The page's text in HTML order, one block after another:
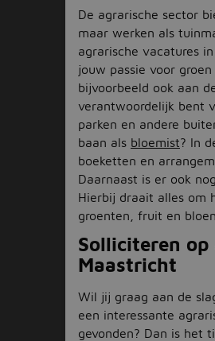
De agrarische sector
maar werken als
agrarische vacatures
jouw passie voor
bijvoorbeeld ook aan
verantwoordelijk bent
parken en andere
baan als bloemist? In
boeketten en
Daarnaast is er ook
Hierbij draait alles om
groenten, fruit en
Solliciteren
Maastricht
Wil jij graag aan de
een interessante
gevonden? Dan is het